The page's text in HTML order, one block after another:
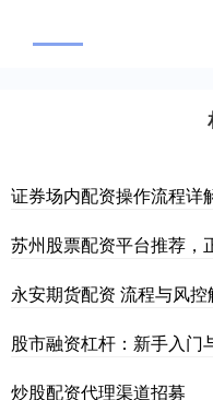
证券场内配资操作流程详
苏州股票配资平台推荐，
永安期货配资 流程与风控
股市融资杠杆：新手入门
炒股配资代理渠道招募